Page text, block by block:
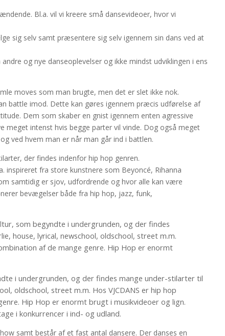
Bl.a. vil vi kreere små dansevideoer, hvor vi
sig selv samt præsentere sig selv igennem sin dans ved at
og nye danseoplevelser og ikke mindst udviklingen i ens
moves som man brugte, men det er slet ikke nok.
battle imod. Dette kan gøres igennem præcis udførelse af
Dem som skaber en gnist igennem enten agressive
meget intenst hvis begge parter vil vinde. Dog også meget
ved hvem man er når man går ind i battlen.
der findes indenfor hip hop genren.
inspireret fra store kunstnere som Beyoncé, Rihanna
samtidig er sjov, udfordrende og hvor alle kan være
bevægelser både fra hip hop, jazz, funk,
som begyndte i undergrunden, og der findes
house, lyrical, newschool, oldschool, street m.m.
af de mange genre. Hip Hop er enormt
i undergrunden, og der findes mange under-stilarter til
oldschool, street m.m. Hos VJCDANS er hip hop
Hip Hop er enormt brugt i musikvideoer og lign.
i konkurrencer i ind- og udland.
samt består af et fast antal dansere. Der danses en